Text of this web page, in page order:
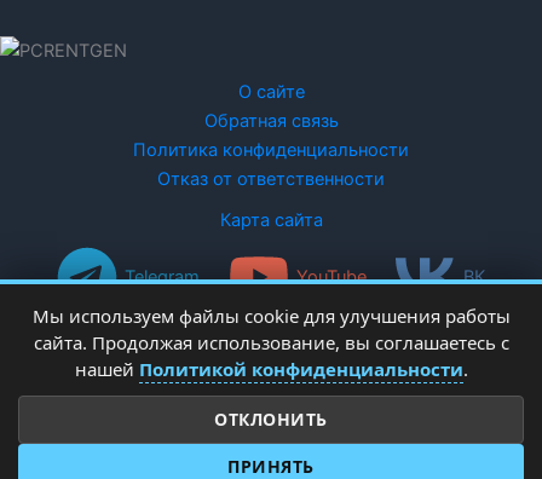
О сайте
Обратная связь
Политика конфиденциальности
Отказ от ответственности
Карта сайта
Telegram YouTube ВК
Copyright © 2026 PCRentgen - настройка Windows
Мы используем файлы cookie для улучшения работы
сайта. Продолжая использование, вы соглашаетесь с
нашей Политикой конфиденциальности.
ОТКЛОНИТЬ
ПРИНЯТЬ